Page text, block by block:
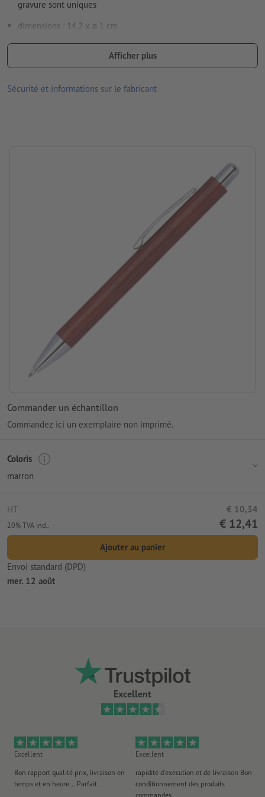
differé à cause de la matière naturelle
Comment créer correctement des fichiers d'impression?
gravure sont uniques
dimensions : 14,2 x ø 1 cm
Matériau : Bois, plastique, Métal
Traitement: Gravure laser
emplacement de la gravure: sous le clip
Afficher plus
Sécurité et informations sur le fabricant
Commander un échantillon
Commandez ici un exemplaire non imprimé.
Coloris
marron
HT € 10,34
20% TVA incl. € 12,41
Ajouter au panier
Envoi standard (DPD)
mer. 12 août
Excellent
Excellent
Bon rapport qualité prix, livraison en
temps et en heure... Parfait
Excellent
rapidité d'execution et de livraison Bon
conditionnement des produits
commandés